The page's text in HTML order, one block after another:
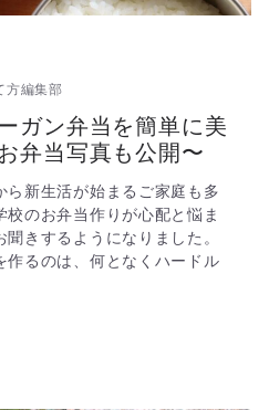
方編集部
ガン弁当を簡単に美
弁当写真も公開〜
ら新生活が始まるご家庭も多
のお弁当作りが心配と悩ま
きするようになりました。
作るのは、何となくハードル